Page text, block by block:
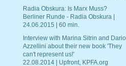
Radia Obskura: Is Marx Muss?
Berliner Runde - Radia Obskura |
24.06.2015 | 60 min.
Interview with Marina Sitrin and Dario
Azzellini about their new book 'They
can't represent us!'
22.08.2014 | Upfront, KPFA.org